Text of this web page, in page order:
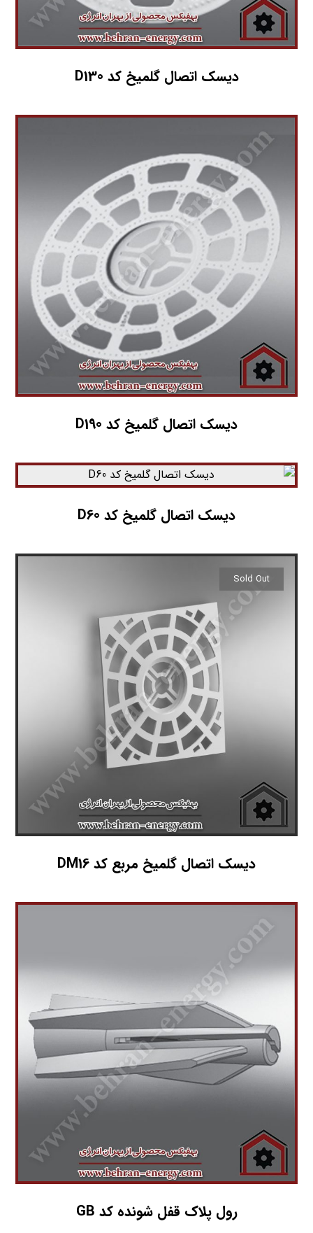
دیسک اتصال گلمیخ کد D130
دیسک اتصال گلمیخ کد D190
دیسک اتصال گلمیخ کد D60
دیسک اتصال گلمیخ مربع کد DM16
Sold Out
رول پلاک قفل شونده کد GB